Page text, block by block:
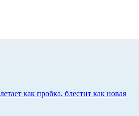
как пробка, блестит как новая